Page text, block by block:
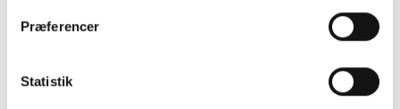
Præferencer
Statistik
signalerer eksklusivitet og er i flot design. Du kan vælge om du
ønsker en håndsprit dispenser som gulvstander eller med
Der er en justerbar dosering, du får livtidsgaranti på de
elektroniske komponenter og dispenseren er berøringsfri.